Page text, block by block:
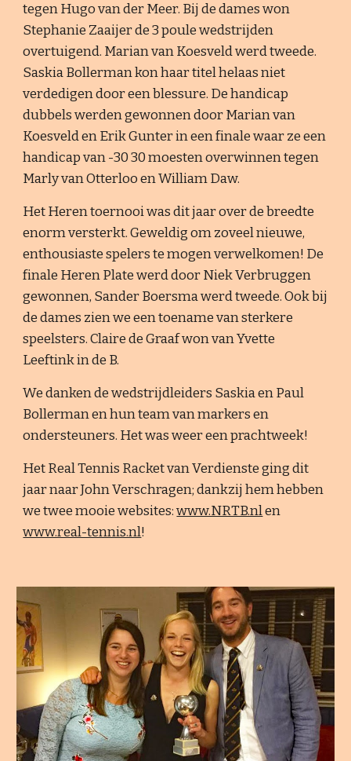
tegen Hugo van der Meer. Bij de dames won
Stephanie Zaaijer de 3 poule wedstrijden
overtuigend. Marian van Koesveld werd tweede.
Saskia Bollerman kon haar titel helaas niet
verdedigen door een blessure. De handicap
dubbels werden gewonnen door Marian van
Koesveld en Erik Gunter in een finale waar ze een
handicap van -30 30 moesten overwinnen tegen
Marly van Otterloo en William Daw.
Het Heren toernooi was dit jaar over de breedte
enorm versterkt. Geweldig om zoveel nieuwe,
enthousiaste spelers te mogen verwelkomen! De
finale Heren Plate werd door Niek Verbruggen
gewonnen, Sander Boersma werd tweede. Ook bij
de dames zien we een toename van sterkere
speelsters. Claire de Graaf won van Yvette
Leeftink in de B.
We danken de wedstrijdleiders Saskia en Paul
Bollerman en hun team van markers en
ondersteuners. Het was weer een prachtweek!
Het Real Tennis Racket van Verdienste ging dit
jaar naar John Verschragen; dankzij hem hebben
we twee mooie websites:www.NRTB.nlen
www.real-tennis.nl!